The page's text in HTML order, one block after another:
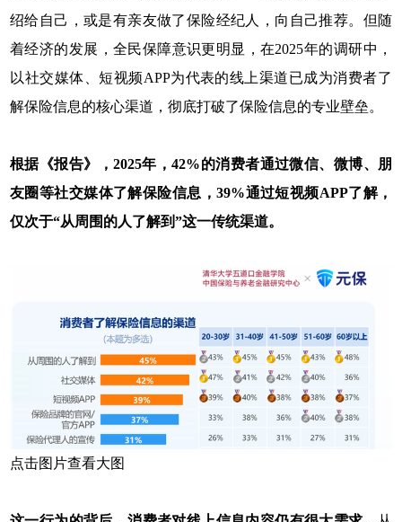
绍给自己，或是有亲友做了保险经纪人，向自己推荐。但随
着经济的发展，全民保障意识更明显，在2025年的调研中，
以社交媒体、短视频APP为代表的线上渠道已成为消费者了
解保险信息的核心渠道，彻底打破了保险信息的专业壁垒。
根据《报告》，2025年，42%的消费者通过微信、微博、朋
友圈等社交媒体了解保险信息，39%通过短视频APP了解，
仅次于“从周围的人了解到”这一传统渠道。
点击图片查看大图